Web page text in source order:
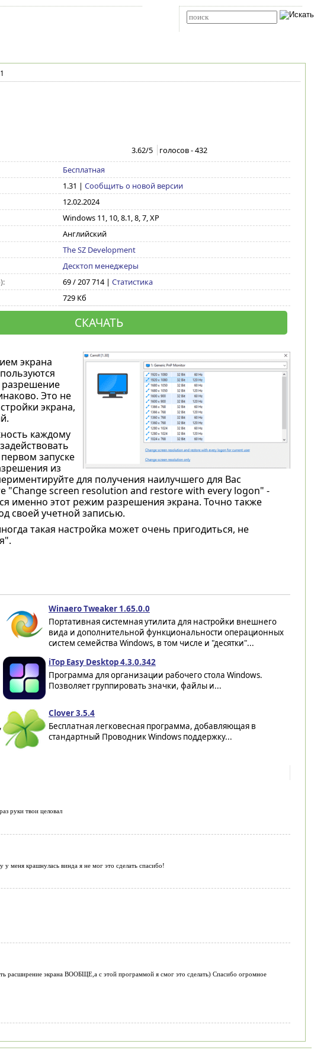
3.62/5 голосов -432
Бесплатная
1.31 | Сообщить о новой версии
12.02.2024
Windows 11, 10, 8.1, 8, 7, XP
Английский
The SZ Development
Десктоп менеджеры
69 / 207 714 | Статистика
729 Кб
СКАЧАТЬ
экрана
разрешение
Это не
экрана,
каждому
запуске
из
для получения наилучшего для Вас
"Change screen resolution and restore with every logon" -
именно этот режим разрешения экрана. Точно также
своей учетной записью.
такая настройка может очень пригодиться, не
Winaero Tweaker 1.65.0.0
Портативная системная утилита для настройки внешнего
вида и дополнительной функциональности операционных
систем семейства Windows, в том числе и "десятки"...
iTop Easy Desktop 4.3.0.342
Программа для организации рабочего стола Windows.
Позволяет группировать значки, файлы и...
Clover 3.5.4
Бесплатная легковесная программа, добавляющая в
стандартный Проводник Windows поддержку...
руки твои целовал
у меня крашнулась винда я не мог это сделать спасибо!
расширение экрана ВООБЩЕ,а с этой программой я смог это сделать) Спасибо огромное